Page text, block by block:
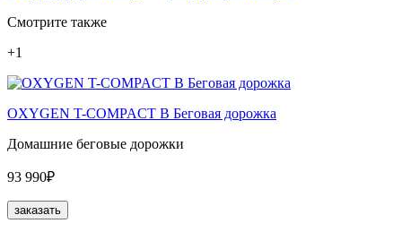
Смотрите также
+1
OXYGEN T-COMPACT B Беговая дорожка
Домашние беговые дорожки
93 990₽
заказать